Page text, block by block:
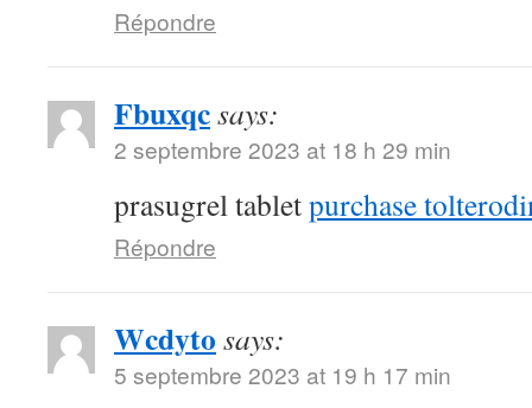
Répondre
Fbuxqcsays:
2 septembre 2023 at 18 h 29 min
prasugrel tabletpurchase
Répondre
Wcdyto says:
5 septembre 2023 at 19 h 17 min